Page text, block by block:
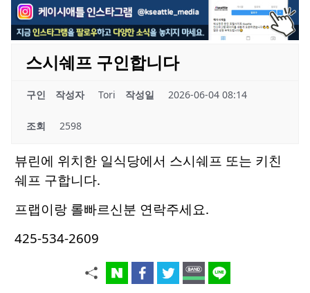
스시쉐프 구인합니다
구인 작성자 Tori 작성일 2026-06-04 08:14
조회 2598
뷰린에 위치한 일식당에서 스시쉐프 또는 키친
쉐프 구합니다.
프랩이랑 롤빠르신분 연락주세요.
425-534-2609